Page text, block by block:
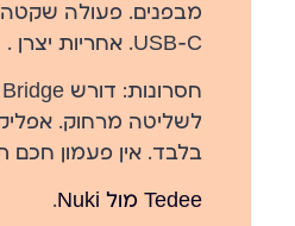
מבפנים. פעולה
USB-C. אחריות יצרן .
חסרונות:
לשליטה מרחוק.
בלבד. אין פעמון חכם
Tedee מול Nuki .